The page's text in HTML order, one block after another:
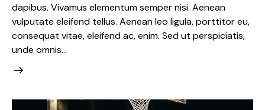
dapibus. Vivamus elementum semper nisi. Aenean
vulputate eleifend tellus. Aenean leo ligula, porttitor eu,
consequat vitae, eleifend ac, enim. Sed ut perspiciatis,
unde omnis…